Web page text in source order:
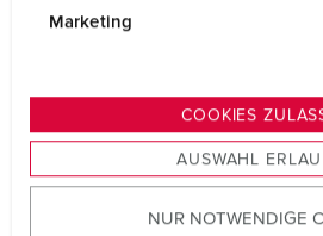
s
u
Marketing
COOKIES
AUSWAHL
NUR NOTWENDIGE